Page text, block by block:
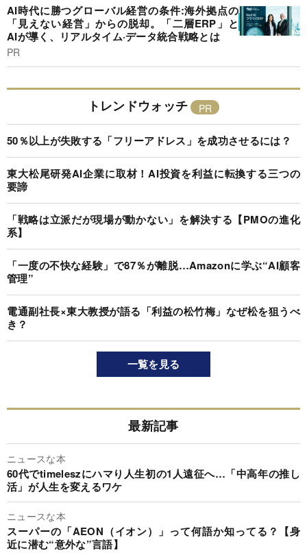
AI時代に勝つグローバル経営の条件:海外拠点の
「見えない経営」からの脱却。「二層ERP」と
AIが導く、リアルタイム·データ統合戦略とは
PR
トレンドウォッチ
50％以上が失敗する「フリーアドレス」を成功させるには？
東大松尾研発AI企業に取材！AI投資を利益に転換する三つの
要諦
「戦略は立派だが現場が動かない」を解決する【PMOの進化
系】
「一度の不快な経験」で87％が離脱…Amazonに学ぶ“AI顧客
管理”
電通副社長×東大教授が語る「利益の松竹梅」なぜ松を狙うべ
き？
一覧を見る
最新記事
ニュースな本
60代でtimeleszにハマり人生初の1人遠征へ…「中高年の推し
活」が人生を変えるワケ
ニュースな本
スーパーの「AEON（イオン）」って何語か知ってる？【身
近に潜む“意外な”言語】